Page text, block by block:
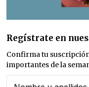
Regístrate en
Confirma tu
importantes de la